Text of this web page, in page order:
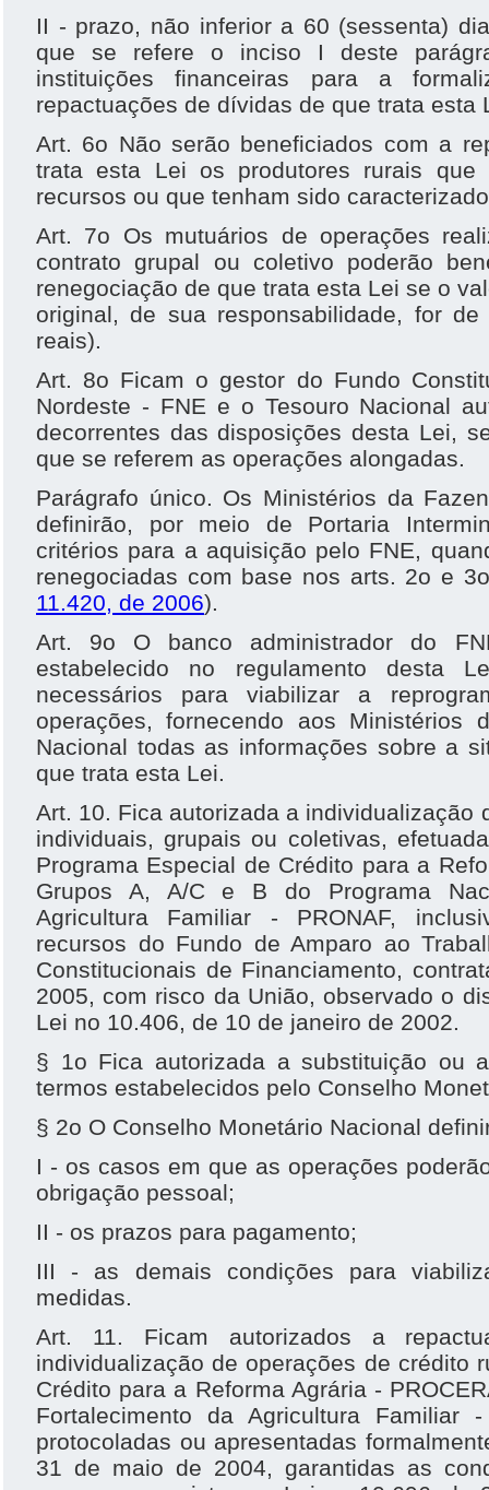
II - prazo, não inferior a 60 (sessenta)
que se refere o inciso I deste
instituições financeiras para a
repactuações de dívidas de que trata esta
Art. 6o Não serão beneficiados com a
trata esta Lei os produtores rurais que
recursos ou que tenham sido
Art. 7o Os mutuários de operações
contrato grupal ou coletivo poderão
renegociação de que trata esta Lei se o
original, de sua responsabilidade, for
reais).
Art. 8o Ficam o gestor do Fundo
Nordeste - FNE e o Tesouro Nacional
decorrentes das disposições desta Lei,
que se referem as operações alongadas.
Parágrafo único. Os Ministérios da
definirão, por meio de Portaria
critérios para a aquisição pelo FNE,
renegociadas com base nos arts. 2o e
11.420, de 2006).
Art. 9o O banco administrador do
estabelecido no regulamento desta
necessários para viabilizar a
operações, fornecendo aos Ministérios
Nacional todas as informações sobre a
que trata esta Lei.
Art. 10. Fica autorizada a individualização
individuais, grupais ou coletivas,
Programa Especial de Crédito para a
Grupos A, A/C e B do Programa
Agricultura Familiar - PRONAF,
recursos do Fundo de Amparo ao
Constitucionais de Financiamento,
2005, com risco da União, observado o
Lei no 10.406, de 10 de janeiro de 2002.
§ 1o Fica autorizada a substituição ou
termos estabelecidos pelo Conselho
§ 2o O Conselho Monetário Nacional
I - os casos em que as operações
obrigação pessoal;
II - os prazos para pagamento;
III - as demais condições para
medidas.
Art. 11. Ficam autorizados a
individualização de operações de crédito
Crédito para a Reforma Agrária -
Fortalecimento da Agricultura Familiar
protocoladas ou apresentadas
31 de maio de 2004, garantidas as